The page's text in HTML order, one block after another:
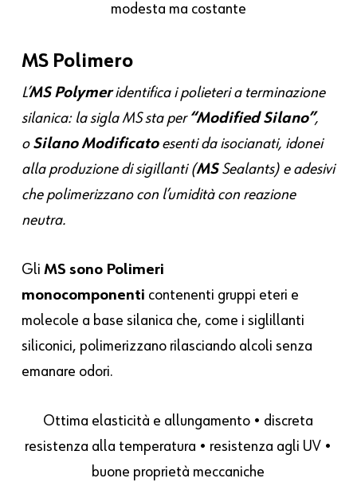
modesta ma costante
MS Polimero
L’MS Polymeridentifica i polieteri a terminazione
silanica: la sigla MS sta per “Modified Silano”,
o Silano Modificatoesenti da isocianati, idonei
alla produzione di sigillanti (MSSealants) e adesivi
che polimerizzano con l’umidità con reazione
neutra.
GliMS sono Polimeri
monocomponenti contenenti gruppi eteri e
molecole a base silanica che, come i siglillanti
siliconici, polimerizzano rilasciando alcoli senza
emanare odori.
Ottima elasticità e allungamento • discreta
resistenza alla temperatura • resistenza agli UV •
buone proprietà meccaniche